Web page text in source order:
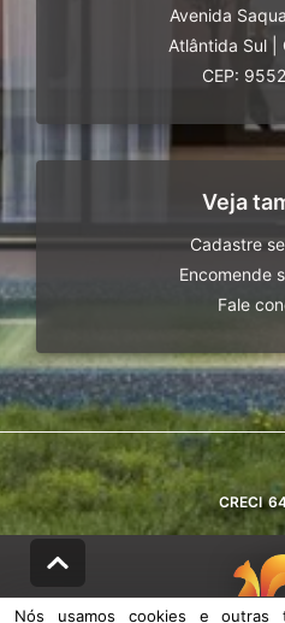
Avenida
Atlântida Sul
CEP:
Veja
Cadastre
Encomende
Fale
CRECI
Nós usamos cookies e outras